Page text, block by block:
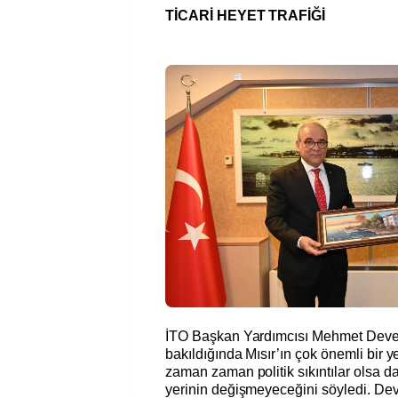
TİCARİ HEYET TRAFİĞİ
İTO Başkan Yardımcısı Mehmet
bakıldığında Mısır’ın çok önemli
zaman zaman politik sıkıntılar olsa
yerinin değişmeyeceğini söyledi.